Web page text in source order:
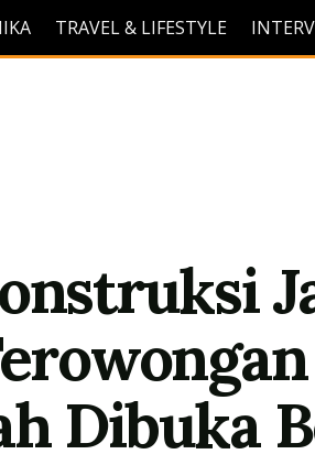
TRAVEL & LIFESTYLE
Dibuka